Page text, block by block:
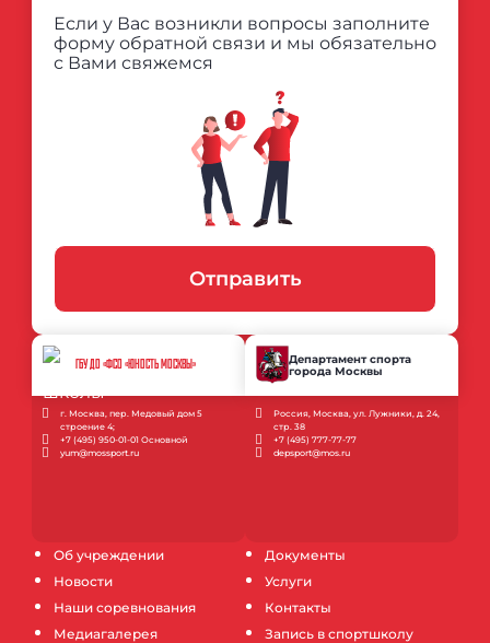
Об учреждении
Новости
Наши соревнования
Медиагалерея
Документы
Услуги
Контакты
Запись в спортшколу
Если у Вас возникли вопросы заполните
форму обратной связи и мы обязательно
с Вами свяжемся
Отправить
ГБУ ДО «ФСО «ЮНОСТЬ МОСКВЫ»
г. Москва, пер. Медовый дом 5
строение 4;
+7 (495) 950-01-01 Основной
yum@mossport.ru
Департамент спорта
города Москвы
Россия, Москва, ул. Лужники, д. 24,
стр. 38
+7 (495) 777-77-77
depsport@mos.ru